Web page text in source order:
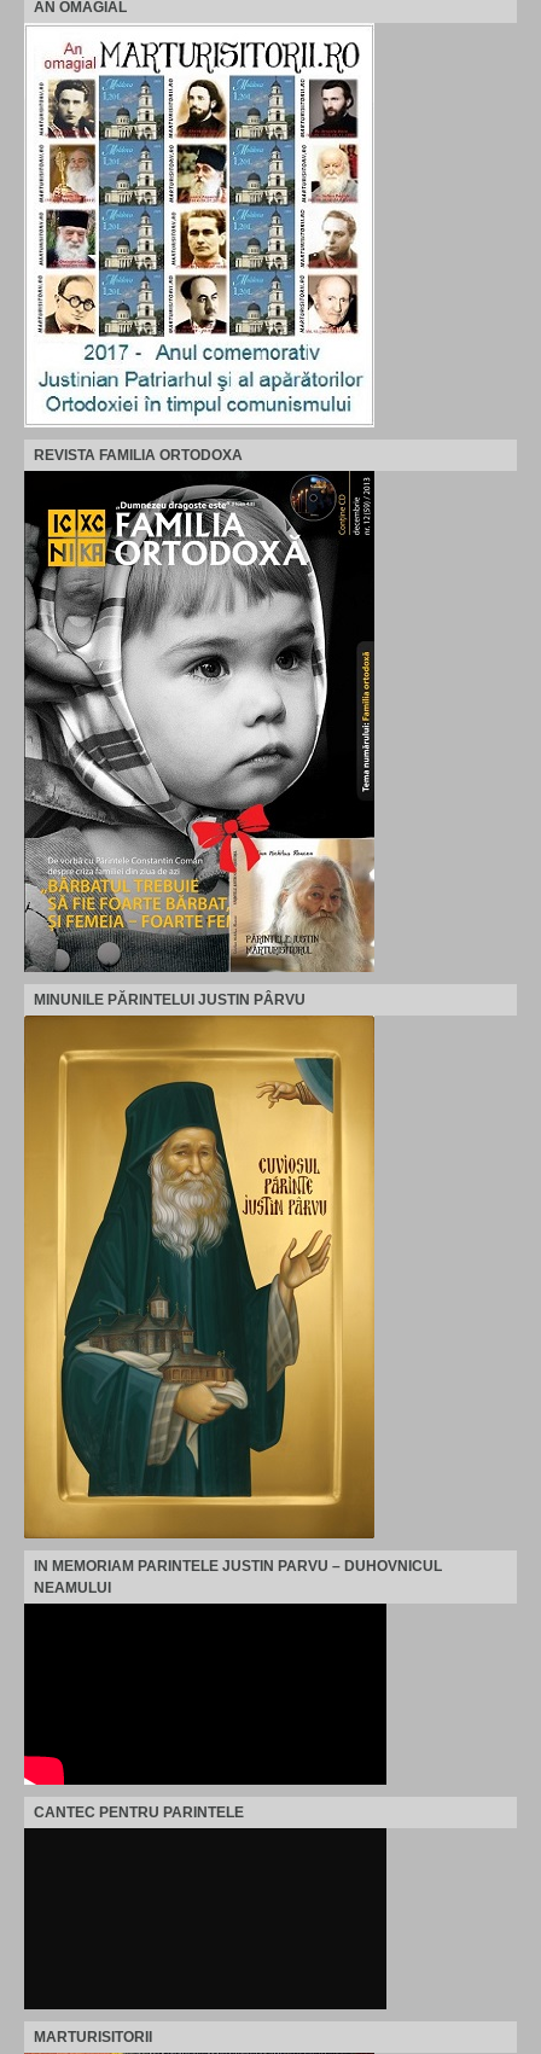
AN OMAGIAL
REVISTA FAMILIA ORTODOXA
MINUNILE PĂRINTELUI JUSTIN PÂRVU
IN MEMORIAM PARINTELE JUSTIN PARVU – DUHOVNICUL
NEAMULUI
CANTEC PENTRU PARINTELE
MARTURISITORII